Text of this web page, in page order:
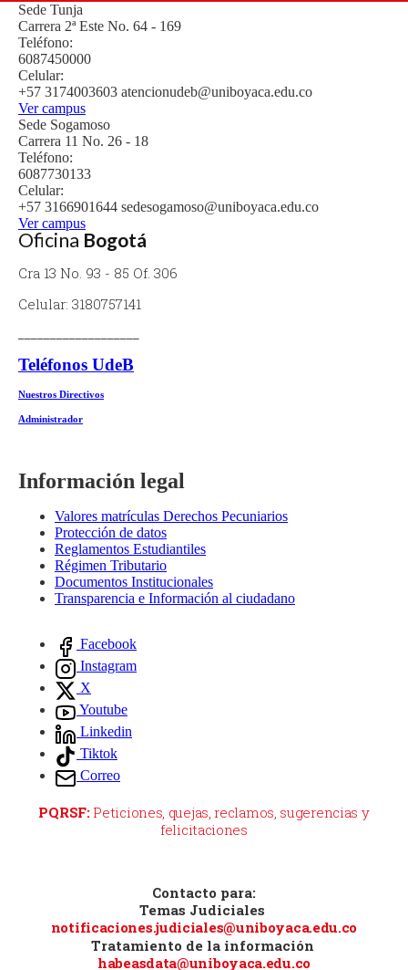
Sede Tunja
Carrera 2ª Este No. 64 - 169
Teléfono:
6087450000
Celular:
+57 3174003603 atencionudeb@uniboyaca.edu.co
Ver campus
Sede Sogamoso
Carrera 11 No. 26 - 18
Teléfono:
6087730133
Celular:
+57 3166901644 sedesogamoso@uniboyaca.edu.co
Ver campus
Oficina Bogotá
Cra 13 No. 93 - 85 Of. 306
Celular: 3180757141
Teléfonos UdeB
Nuestros Directivos
Administrador
Información legal
Valores matrículas Derechos Pecuniarios
Protección de datos
Reglamentos Estudiantiles
Régimen Tributario
Documentos Institucionales
Transparencia e Información al ciudadano
Redes
Sociales
Facebook
Instagram
X
Youtube
Linkedin
Tiktok
Correo
PQRSF: Peticiones, quejas, reclamos, sugerencias y
felicitaciones
Contacto para:
Temas Judiciales
notificaciones.judiciales@uniboyaca.edu.co
Tratamiento de la información
habeasdata@uniboyaca.edu.co